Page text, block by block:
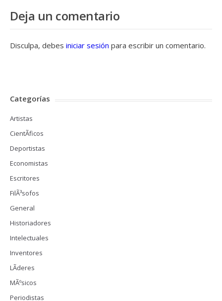
Deja un comentario
Disculpa, debes iniciar sesión para escribir un comentario.
Categorías
Artistas
CientÃ­ficos
Deportistas
Economistas
Escritores
FilÃ³sofos
General
Historiadores
Intelectuales
Inventores
LÃ­deres
MÃºsicos
Periodistas